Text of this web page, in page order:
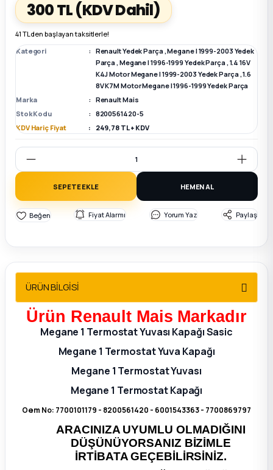
Parça
Sedan
Parça
Parça
300 TL(KDV Dahil)
41 TL den başlayan taksitlerle!
Kategori
Renault Yedek Parça,Megane I 1999-2003 Yedek
Parça,Megane I 1996-1999 Yedek Parça,1.4 16V
K4J Motor Megane I 1999-2003 Yedek Parça,1.6
8V K7M Motor Megane I 1996-1999 Yedek Parça
Marka
Renault Mais
Stok Kodu
8200561420-5
KDV Hariç Fiyat
249,78 TL + KDV
SEPETE EKLE HEMEN AL
Fiyat Alarmı Yorum Yaz Paylaş
ÜRÜN BİLGİSİ
Ürün Renault Mais Markadır
Megane 1 Termostat Yuvası Kapağı Sasic
Megane 1 Termostat Yuva Kapağı
Megane 1 Termostat Yuvası
Megane 1 Termostat Kapağı
Oem No: 7700101179 - 8200561420 - 6001543363 - 7700869797
ARACINIZA UYUMLU OLMADIĞINI
DÜŞÜNÜYORSANIZ BİZİMLE
İRTİBATA GEÇEBİLİRSİNİZ.